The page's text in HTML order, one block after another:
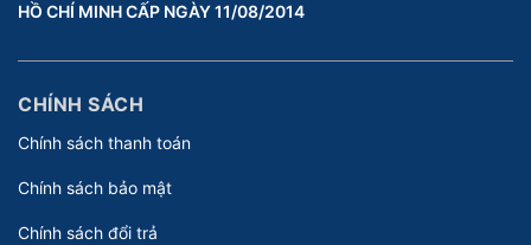
HỒ CHÍ MINH CẤP NGÀY 11/08/2014
CHÍNH SÁCH
Chính sách thanh toán
Chính sách bảo mật
Chính sách đổi trả